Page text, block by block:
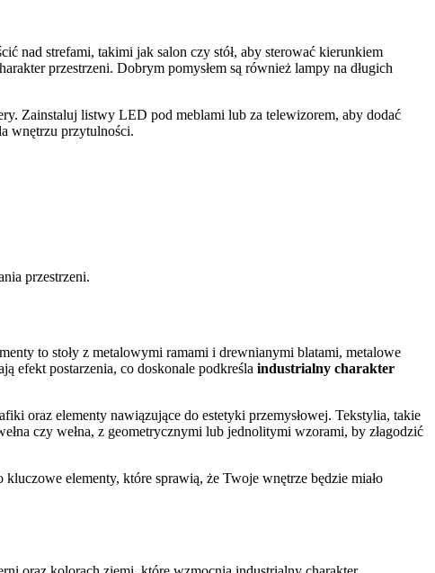
nad strefami, takimi jak salon czy stół, aby sterować kierunkiem
przestrzeni. Dobrym pomysłem są również lampy na długich
Zainstaluj listwy LED pod meblami lub za telewizorem, aby dodać
wnętrzu przytulności.
przestrzeni.
to stoły z metalowymi ramami i drewnianymi blatami, metalowe
efekt postarzenia, co doskonale podkreśla industrialny charakter
oraz elementy nawiązujące do estetyki przemysłowej. Tekstylia, takie
czy wełna, z geometrycznymi lub jednolitymi wzorami, by złagodzić
elementy, które sprawią, że Twoje wnętrze będzie miało